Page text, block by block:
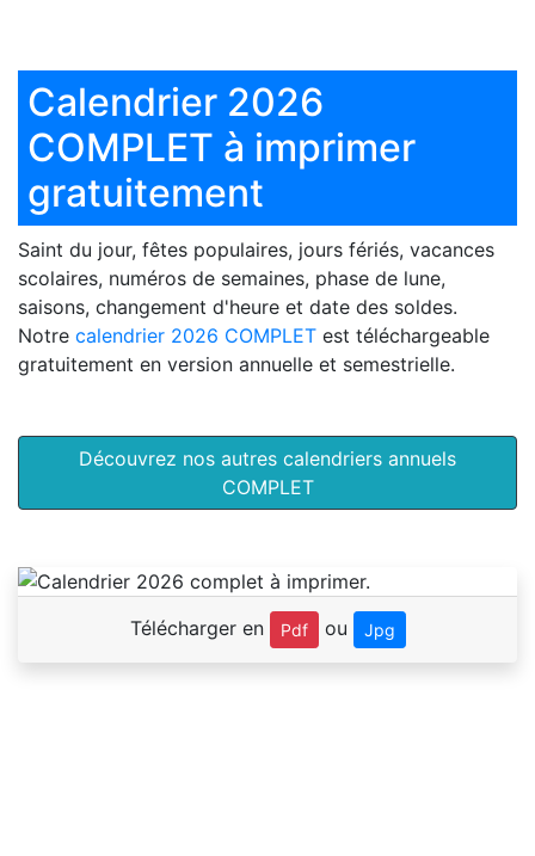
Calendrier 2026
COMPLET à imprimer
gratuitement
Saint du jour, fêtes populaires, jours fériés, vacances
scolaires, numéros de semaines, phase de lune,
saisons, changement d'heure et date des soldes.
Notre calendrier 2026 COMPLET est téléchargeable
gratuitement en version annuelle et semestrielle.
Découvrez nos autres calendriers annuels
COMPLET
Télécharger en Pdf ou Jpg